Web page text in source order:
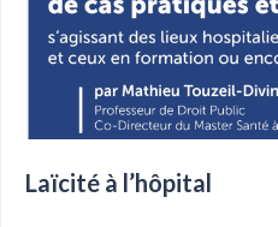
Laïcité à l’hôpital